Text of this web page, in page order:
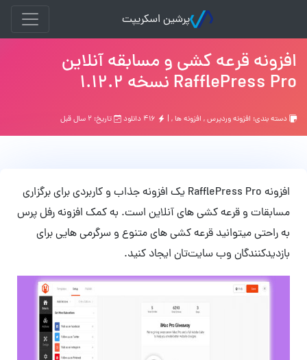
پرشین اسکریپت
افزونه قرعه کشی و مسابقه آنلاین
RafflePress Pro نسخه 1.12.2
دسته بندی: افزونه وردپرس, افزونه ها, | تاریخ: ۲ سال قبل
افزونه RafflePress Pro یک افزونه جذاب و کاربردی برای برگزاری
مسابقات و قرعه کشی های آنلاین است. به کمک افزونه رفل پرس
به راحتی میتوانید قرعه کشی های متنوع و سرگرمی هایی برای
بازدیدکنندگان وب سایت‌تان ایجاد کنید.